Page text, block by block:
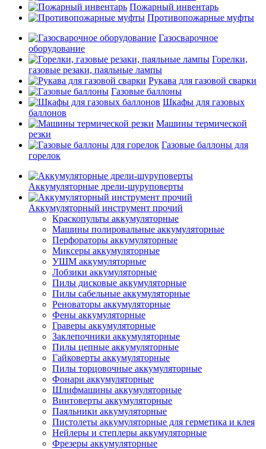
Пожарный инвентарь
Противопожарные муфты
Газосварочное
оборудование
Горелки,
газовые резаки, паяльные лампы
Рукава для газовой сварки
Газовые баллоны
Шкафы для газовых
баллонов
Машины термической
резки
Газовые баллоны для
горелок
Аккумуляторные дрели-шуруповерты
Аккумуляторный инструмент прочий
Краскопульты аккумуляторные
Машины полировальные аккумуляторные
Перфораторы аккумуляторные
Миксеры аккумуляторные
УШМ аккумуляторные
Лобзики аккумуляторные
Пилы дисковые аккумуляторные
Пилы сабельные аккумуляторные
Реноваторы аккумуляторные
Фены аккумуляторные
Граверы аккумуляторные
Заклепочники аккумуляторные
Пилы цепные аккумуляторные
Гайковерты аккумуляторные
Пилы торцовочные аккумуляторные
Фонари аккумуляторные
Шлифмашины аккумуляторные
Винтоверты аккумуляторные
Паяльники аккумуляторные
Пистолеты аккумуляторные для герметика и клея
Нейлеры и степлеры аккумуляторные
Фрезеры аккумуляторные